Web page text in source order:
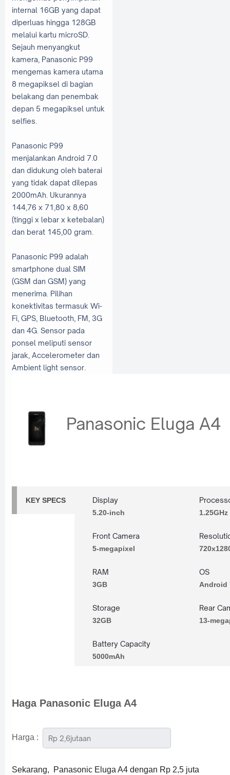
internal 16GB yang dapat
diperluas hingga 128GB
melalui kartu microSD.
Sejauh menyangkut
kamera, Panasonic P99
mengemas kamera utama
8 megapiksel di bagian
belakang dan penembak
depan 5 megapiksel untuk
selfies.
Panasonic P99
menjalankan Android 7.0
dan didukung oleh baterai
yang tidak dapat dilepas
2000mAh. Ukurannya
144,76 x 71,80 x 8,60
(tinggi x lebar x ketebalan)
dan berat 145,00 gram.
Panasonic P99 adalah
smartphone dual SIM
(GSM dan GSM) yang
menerima. Pilihan
konektivitas termasuk Wi-
Fi, GPS, Bluetooth, FM, 3G
dan 4G. Sensor pada
ponsel meliputi sensor
jarak, Accelerometer dan
Ambient light sensor.
Panasonic Eluga A4
KEY SPECS Display
5.20-inch
Front Camera
5-megapixel
RAM
3GB
OS
Android
Storage
32GB
Rear
13-
Battery Capacity
5000mAh
Haga Panasonic Eluga A4
Harga :
Sekarang, Panasonic Eluga A4 dengan Rp 2,5 juta